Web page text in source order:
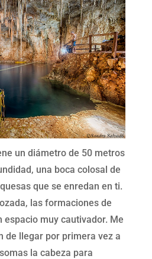
un diámetro de 50 metros
una boca colosal de
que se enredan en ti.
las formaciones de
espacio muy cautivador. Me
de llegar por primera vez a
la cabeza para